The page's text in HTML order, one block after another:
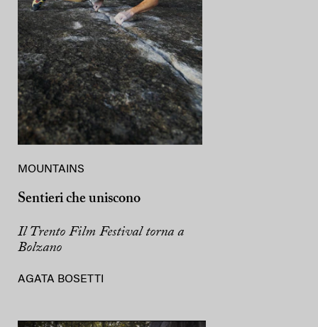
MOUNTAINS
Sentieri che uniscono
Il Trento Film Festival torna a
Bolzano
AGATA BOSETTI